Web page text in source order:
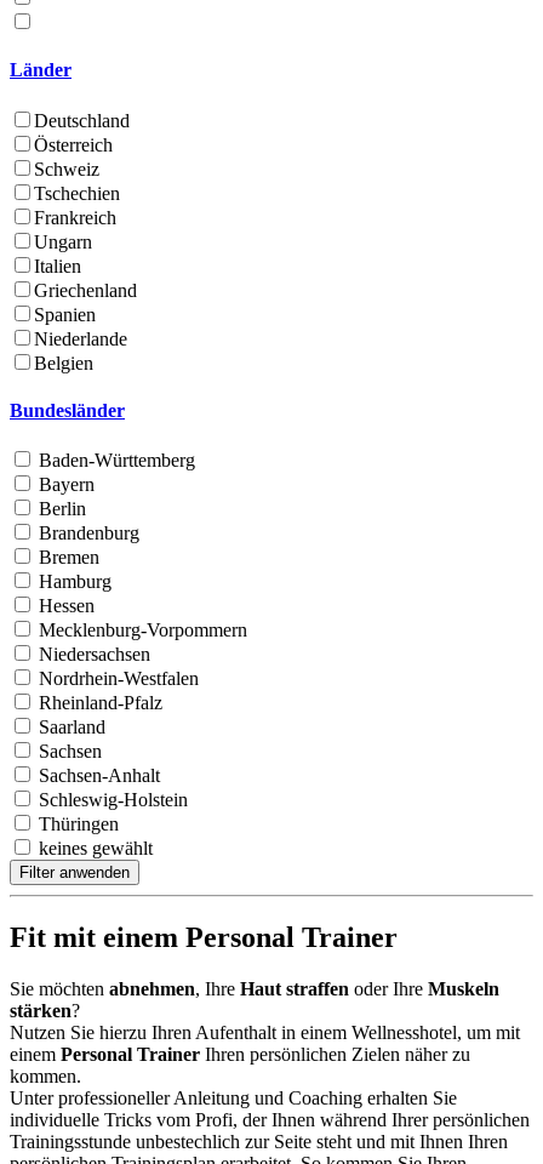
Länder
Deutschland
Österreich
Schweiz
Tschechien
Frankreich
Ungarn
Italien
Griechenland
Spanien
Niederlande
Belgien
Bundesländer
Baden-Württemberg
Bayern
Berlin
Brandenburg
Bremen
Hamburg
Hessen
Mecklenburg-Vorpommern
Niedersachsen
Nordrhein-Westfalen
Rheinland-Pfalz
Saarland
Sachsen
Sachsen-Anhalt
Schleswig-Holstein
Thüringen
keines gewählt
Filter anwenden
Fit mit einem Personal Trainer
Sie möchten abnehmen, Ihre Haut straffen oder Ihre Muskeln
stärken?
Nutzen Sie hierzu Ihren Aufenthalt in einem Wellnesshotel, um mit
einem Personal Trainer Ihren persönlichen Zielen näher zu
kommen.
Unter professioneller Anleitung und Coaching erhalten Sie
individuelle Tricks vom Profi, der Ihnen während Ihrer persönlichen
Trainingsstunde unbestechlich zur Seite steht und mit Ihnen Ihren